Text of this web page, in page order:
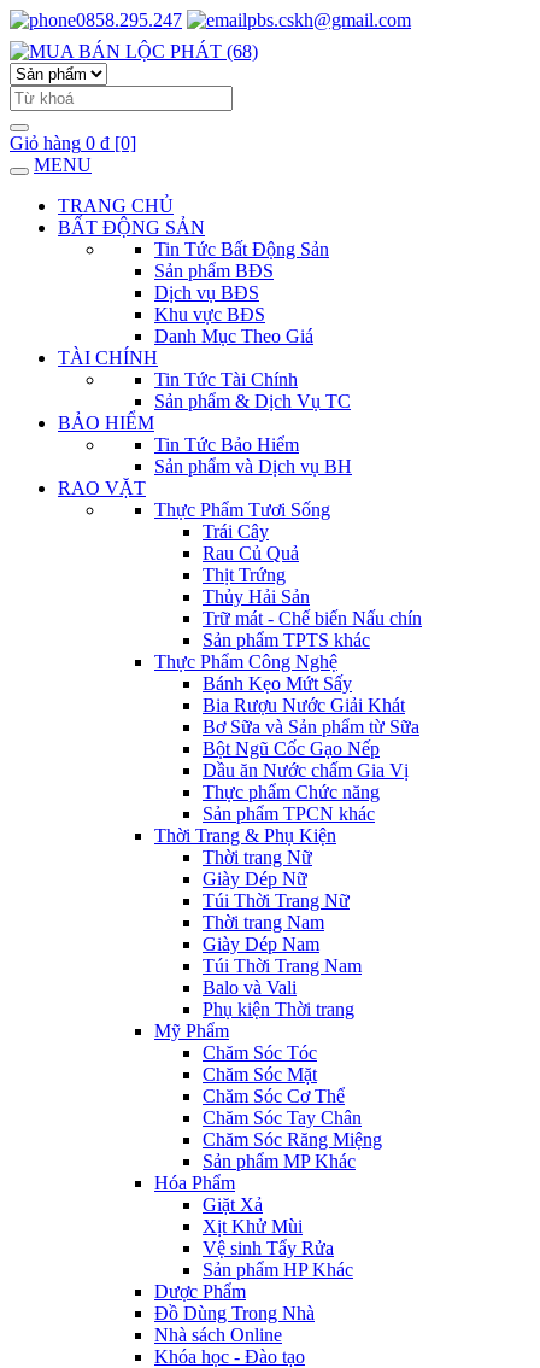
0858.295.247 pbs.cskh@gmail.com
Giỏ hàng 0 đ [0]
MENU
TRANG CHỦ
BẤT ĐỘNG SẢN
Tin Tức Bất Động Sản
Sản phẩm BĐS
Dịch vụ BĐS
Khu vực BĐS
Danh Mục Theo Giá
TÀI CHÍNH
Tin Tức Tài Chính
Sản phẩm & Dịch Vụ TC
BẢO HIỂM
Tin Tức Bảo Hiểm
Sản phẩm và Dịch vụ BH
RAO VẶT
Thực Phẩm Tươi Sống
Trái Cây
Rau Củ Quả
Thịt Trứng
Thủy Hải Sản
Trữ mát - Chế biến Nấu chín
Sản phẩm TPTS khác
Thực Phẩm Công Nghệ
Bánh Kẹo Mứt Sấy
Bia Rượu Nước Giải Khát
Bơ Sữa và Sản phẩm từ Sữa
Bột Ngũ Cốc Gạo Nếp
Dầu ăn Nước chấm Gia Vị
Thực phẩm Chức năng
Sản phẩm TPCN khác
Thời Trang & Phụ Kiện
Thời trang Nữ
Giày Dép Nữ
Túi Thời Trang Nữ
Thời trang Nam
Giày Dép Nam
Túi Thời Trang Nam
Balo và Vali
Phụ kiện Thời trang
Mỹ Phẩm
Chăm Sóc Tóc
Chăm Sóc Mặt
Chăm Sóc Cơ Thể
Chăm Sóc Tay Chân
Chăm Sóc Răng Miệng
Sản phẩm MP Khác
Hóa Phẩm
Giặt Xả
Xịt Khử Mùi
Vệ sinh Tẩy Rửa
Sản phẩm HP Khác
Dược Phẩm
Đồ Dùng Trong Nhà
Nhà sách Online
Khóa học - Đào tạo